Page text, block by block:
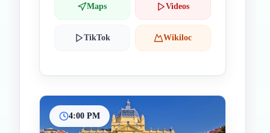
Maps Videos
TikTok Wikiloc
4:00 PM